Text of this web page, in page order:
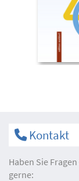
Kontakt
Haben Sie
gerne: